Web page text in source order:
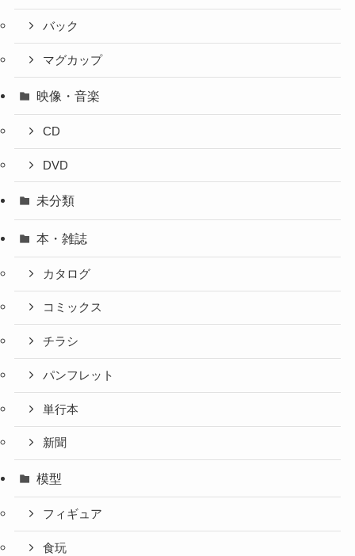
バック
マグカップ
映像・音楽
CD
DVD
未分類
本・雑誌
カタログ
コミックス
チラシ
パンフレット
単行本
新聞
模型
フィギュア
食玩